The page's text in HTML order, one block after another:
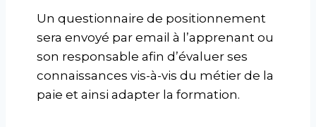
Un questionnaire de positionnement
sera envoyé par email à l’apprenant ou
son responsable afin d’évaluer ses
connaissances vis-à-vis du métier de la
paie et ainsi adapter la formation.